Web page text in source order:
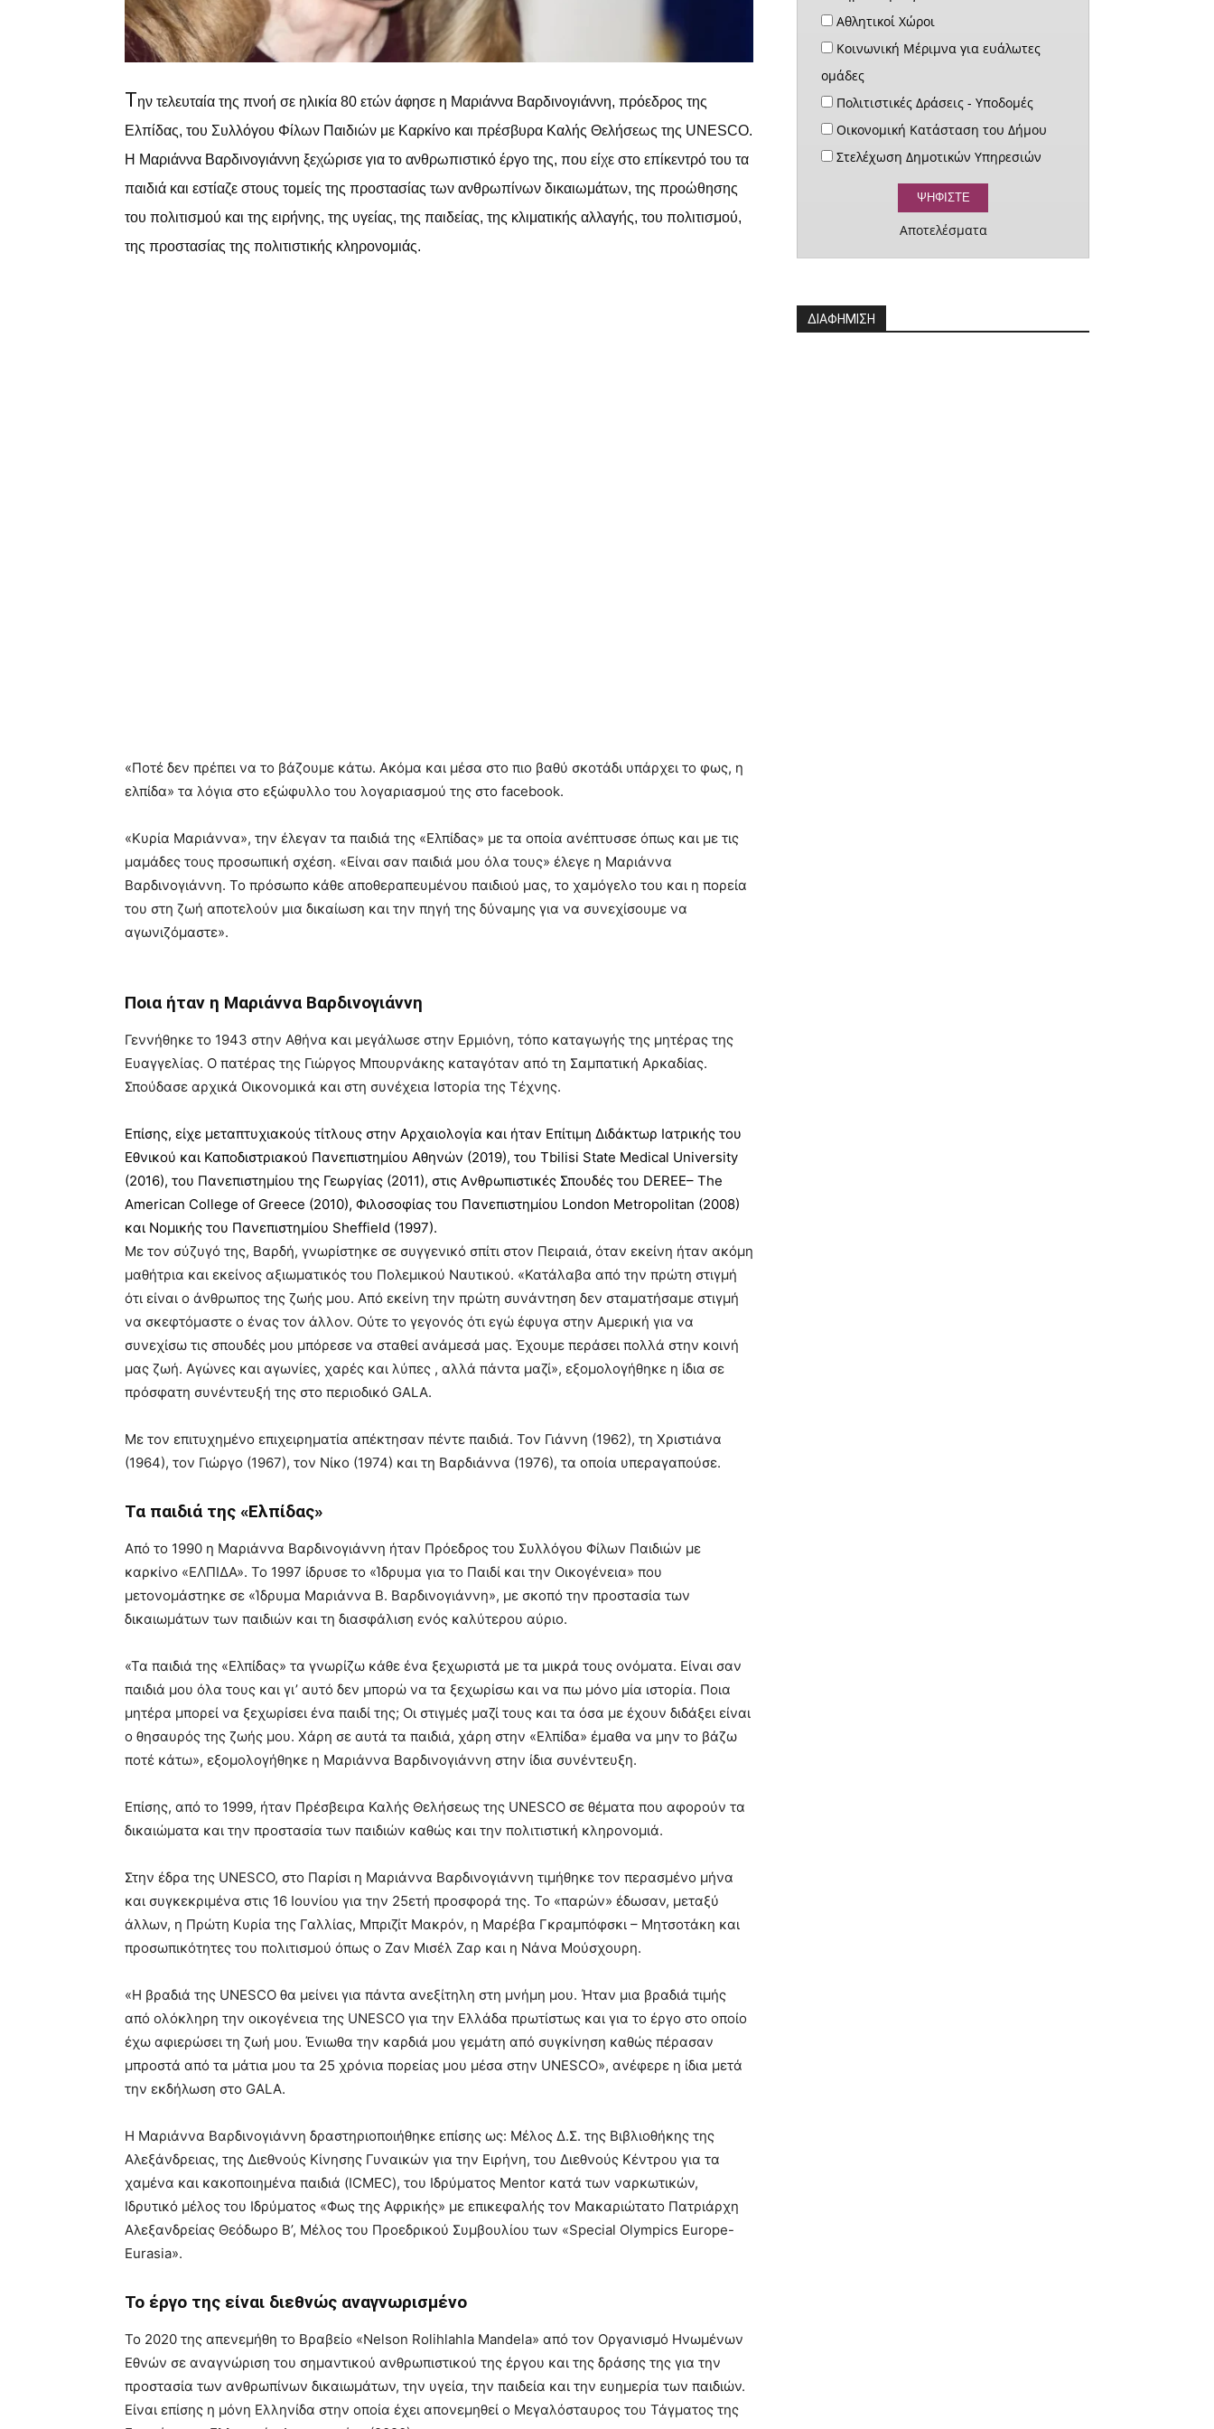
Την τελευταία της πνοή σε ηλικία 80 ετών άφησε η Μαριάννα Βαρδινογιάννη, πρόεδρος της
Ελπίδας, του Συλλόγου Φίλων Παιδιών με Καρκίνο και πρέσβυρα Καλής Θελήσεως της UNESCO.
Η Μαριάννα Βαρδινογιάννη ξεχώρισε για το ανθρωπιστικό έργο της, που είχε στο επίκεντρό του τα
παιδιά και εστίαζε στους τομείς της προστασίας των ανθρωπίνων δικαιωμάτων, της προώθησης
του πολιτισμού και της ειρήνης, της υγείας, της παιδείας, της κλιματικής αλλαγής, του πολιτισμού,
της προστασίας της πολιτιστικής κληρονομιάς.
«Ποτέ δεν πρέπει να το βάζουμε κάτω. Ακόμα και μέσα στο πιο βαθύ σκοτάδι υπάρχει το φως, η
ελπίδα» τα λόγια στο εξώφυλλο του λογαριασμού της στο facebook.
«Κυρία Μαριάννα», την έλεγαν τα παιδιά της «Ελπίδας» με τα οποία ανέπτυσσε όπως και με τις
μαμάδες τους προσωπική σχέση. «Είναι σαν παιδιά μου όλα τους» έλεγε η Μαριάννα
Βαρδινογιάννη. Το πρόσωπο κάθε αποθεραπευμένου παιδιού μας, το χαμόγελο του και η πορεία
του στη ζωή αποτελούν μια δικαίωση και την πηγή της δύναμης για να συνεχίσουμε να
αγωνιζόμαστε».
Ποια ήταν η Μαριάννα Βαρδινογιάννη
Γεννήθηκε το 1943 στην Αθήνα και μεγάλωσε στην Ερμιόνη, τόπο καταγωγής της μητέρας της
Ευαγγελίας. Ο πατέρας της Γιώργος Μπουρνάκης καταγόταν από τη Σαμπατική Αρκαδίας.
Σπούδασε αρχικά Οικονομικά και στη συνέχεια Ιστορία της Τέχνης.
Επίσης, είχε μεταπτυχιακούς τίτλους στην Αρχαιολογία και ήταν Επίτιμη Διδάκτωρ Ιατρικής του
Εθνικού και Καποδιστριακού Πανεπιστημίου Αθηνών (2019), του Tbilisi State Medical University
(2016), του Πανεπιστημίου της Γεωργίας (2011), στις Aνθρωπιστικές Σπουδές του DEREE– The
American College of Greece (2010), Φιλοσοφίας του Πανεπιστημίου London Metropolitan (2008)
και Νομικής του Πανεπιστημίου Sheffield (1997).
Με τον σύζυγό της, Βαρδή, γνωρίστηκε σε συγγενικό σπίτι στον Πειραιά, όταν εκείνη ήταν ακόμη
μαθήτρια και εκείνος αξιωματικός του Πολεμικού Ναυτικού. «Κατάλαβα από την πρώτη στιγμή
ότι είναι ο άνθρωπος της ζωής μου. Από εκείνη την πρώτη συνάντηση δεν σταματήσαμε στιγμή
να σκεφτόμαστε ο ένας τον άλλον. Ούτε το γεγονός ότι εγώ έφυγα στην Αμερική για να
συνεχίσω τις σπουδές μου μπόρεσε να σταθεί ανάμεσά μας. Έχουμε περάσει πολλά στην κοινή
μας ζωή. Αγώνες και αγωνίες, χαρές και λύπες , αλλά πάντα μαζί», εξομολογήθηκε η ίδια σε
πρόσφατη συνέντευξή της στο περιοδικό GALA.
Με τον επιτυχημένο επιχειρηματία απέκτησαν πέντε παιδιά. Τον Γιάννη (1962), τη Χριστιάνα
(1964), τον Γιώργο (1967), τον Νίκο (1974) και τη Βαρδιάννα (1976), τα οποία υπεραγαπούσε.
Τα παιδιά της «Ελπίδας»
Από το 1990 η Μαριάννα Βαρδινογιάννη ήταν Πρόεδρος του Συλλόγου Φίλων Παιδιών με
καρκίνο «ΕΛΠΙΔΑ». Το 1997 ίδρυσε το «Ίδρυμα για το Παιδί και την Οικογένεια» που
μετονομάστηκε σε «Ίδρυμα Μαριάννα Β. Βαρδινογιάννη», με σκοπό την προστασία των
δικαιωμάτων των παιδιών και τη διασφάλιση ενός καλύτερου αύριο.
«Τα παιδιά της «Ελπίδας» τα γνωρίζω κάθε ένα ξεχωριστά με τα μικρά τους ονόματα. Είναι σαν
παιδιά μου όλα τους και γι’ αυτό δεν μπορώ να τα ξεχωρίσω και να πω μόνο μία ιστορία. Ποια
μητέρα μπορεί να ξεχωρίσει ένα παιδί της; Οι στιγμές μαζί τους και τα όσα με έχουν διδάξει είναι
ο θησαυρός της ζωής μου. Χάρη σε αυτά τα παιδιά, χάρη στην «Ελπίδα» έμαθα να μην το βάζω
ποτέ κάτω», εξομολογήθηκε η Μαριάννα Βαρδινογιάννη στην ίδια συνέντευξη.
Επίσης, από το 1999, ήταν Πρέσβειρα Καλής Θελήσεως της UNESCO σε θέματα που αφορούν τα
δικαιώματα και την προστασία των παιδιών καθώς και την πολιτιστική κληρονομιά.
Στην έδρα της UNESCO, στο Παρίσι η Μαριάννα Βαρδινογιάννη τιμήθηκε τον περασμένο μήνα
και συγκεκριμένα στις 16 Ιουνίου για την 25ετή προσφορά της. Το «παρών» έδωσαν, μεταξύ
άλλων, η Πρώτη Κυρία της Γαλλίας, Μπριζίτ Μακρόν, η Μαρέβα Γκραμπόφσκι – Μητσοτάκη και
προσωπικότητες του πολιτισμού όπως ο Ζαν Μισέλ Ζαρ και η Νάνα Μούσχουρη.
«Η βραδιά της UNESCO θα μείνει για πάντα ανεξίτηλη στη μνήμη μου. Ήταν μια βραδιά τιμής
από ολόκληρη την οικογένεια της UNESCO για την Ελλάδα πρωτίστως και για το έργο στο οποίο
έχω αφιερώσει τη ζωή μου. Ένιωθα την καρδιά μου γεμάτη από συγκίνηση καθώς πέρασαν
μπροστά από τα μάτια μου τα 25 χρόνια πορείας μου μέσα στην UNESCO», ανέφερε η ίδια μετά
την εκδήλωση στο GALA.
Η Μαριάννα Βαρδινογιάννη δραστηριοποιήθηκε επίσης ως: Μέλος Δ.Σ. της Βιβλιοθήκης της
Αλεξάνδρειας, της Διεθνούς Κίνησης Γυναικών για την Ειρήνη, του Διεθνούς Κέντρου για τα
χαμένα και κακοποιημένα παιδιά (ICMEC), του Ιδρύματος Mentor κατά των ναρκωτικών,
Ιδρυτικό μέλος του Ιδρύματος «Φως της Αφρικής» με επικεφαλής τον Μακαριώτατο Πατριάρχη
Αλεξανδρείας Θεόδωρο Β’, Μέλος του Προεδρικού Συμβουλίου των «Special Olympics Europe-
Eurasia».
Το έργο της είναι διεθνώς αναγνωρισμένο
Το 2020 της απενεμήθη το Βραβείο «Nelson Rolihlahla Mandela» από τον Οργανισμό Ηνωμένων
Εθνών σε αναγνώριση του σημαντικού ανθρωπιστικού της έργου και της δράσης της για την
προστασία των ανθρωπίνων δικαιωμάτων, την υγεία, την παιδεία και την ευημερία των παιδιών.
Είναι επίσης η μόνη Ελληνίδα στην οποία έχει απονεμηθεί ο Μεγαλόσταυρος του Τάγματος της
Αθλητικοί Χώροι
Κοινωνική Μέριμνα για ευάλωτες
ομάδες
Πολιτιστικές Δράσεις - Υποδομές
Οικονομική Κατάσταση του Δήμου
Στελέχωση Δημοτικών Υπηρεσιών
Αποτελέσματα
ΔΙΑΦΗΜΙΣΗ